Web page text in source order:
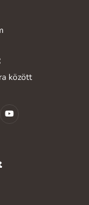
között